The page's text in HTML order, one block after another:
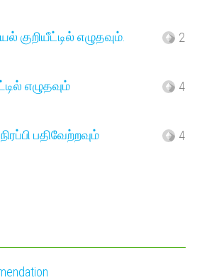
எழுதவும். 2
எழுதவும் 4
பதிவேற்றவும் 4